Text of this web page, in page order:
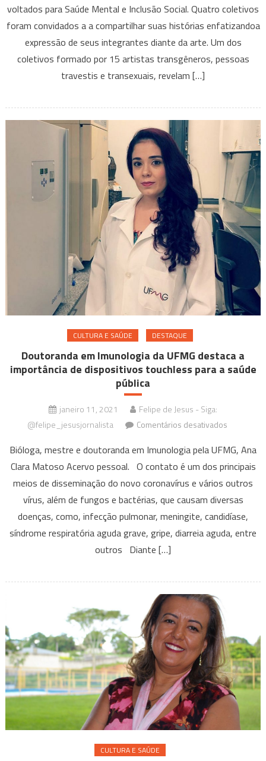
Saúde
Mental
–
Sessão
Artísticas
Cultural
UFMG
voltados para Saúde Mental e Inclusão Social. Quatro coletivos
foram convidados a a compartilhar suas histórias enfatizandoa
expressão de seus integrantes diante da arte. Um dos
coletivos formado por 15 artistas transgêneros, pessoas
travestis e transexuais, revelam […]
CULTURA E SAÚDE DESTAQUE
Doutoranda em Imunologia da UFMG destaca a
importância de dispositivos touchless para a saúde
pública
janeiro 11, 2021
Felipe de Jesus - Siga:
@felipe_jesusjornalista
Comentários desativadosem
em
Imunologia
da
UFMG
destaca
pública
Bióloga, mestre e doutoranda em Imunologia pela UFMG, Ana
Clara Matoso Acervo pessoal. O contato é um dos principais
meios de disseminação do novo coronavírus e vários outros
vírus, além de fungos e bactérias, que causam diversas
doenças, como, infecção pulmonar, meningite, candidíase,
síndrome respiratória aguda grave, gripe, diarreia aguda, entre
outros Diante […]
CULTURA E SAÚDE